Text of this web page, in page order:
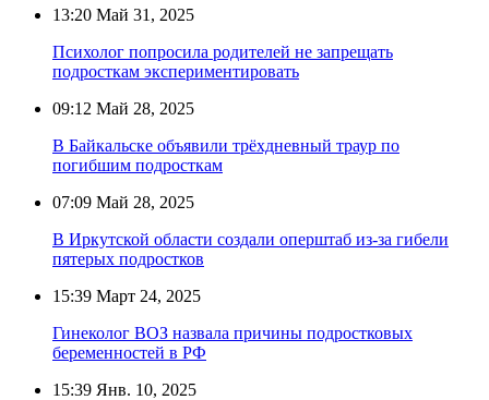
13:20 Май 31, 2025
Психолог попросила родителей не запрещать
подросткам экспериментировать
09:12 Май 28, 2025
В Байкальске объявили трёхдневный траур по
погибшим подросткам
07:09 Май 28, 2025
В Иркутской области создали оперштаб из-за гибели
пятерых подростков
15:39 Март 24, 2025
Гинеколог ВОЗ назвала причины подростковых
беременностей в РФ
15:39 Янв. 10, 2025